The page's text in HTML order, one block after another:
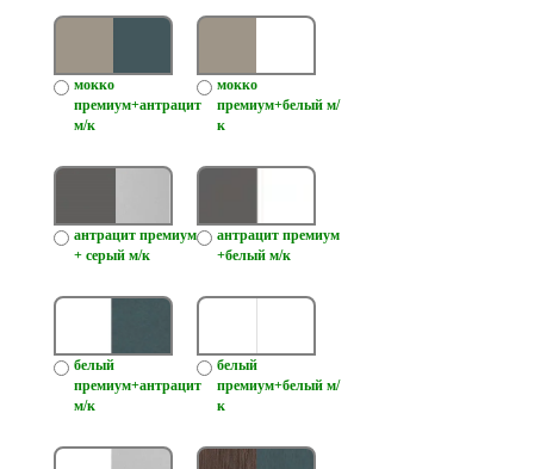
мокко
премиум+антрацит
м/к
мокко
премиум+белый м/
к
антрацит премиум
+ серый м/к
антрацит премиум
+белый м/к
белый
премиум+антрацит
м/к
белый
премиум+белый м/
к